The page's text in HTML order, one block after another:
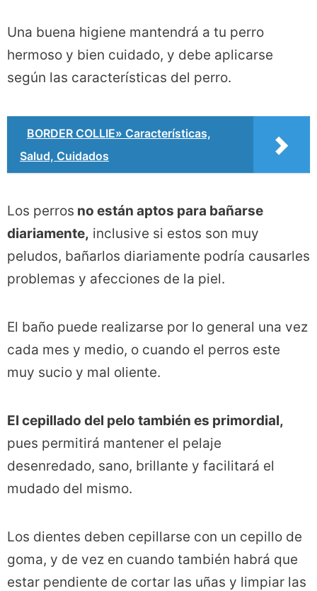
Una buena higiene mantendrá a tu perro
hermoso y bien cuidado, y debe aplicarse
según las características del perro.
BORDER COLLIE» Características,
Salud, Cuidados
Los perros no están aptos para bañarse
diariamente, inclusive si estos son muy
peludos, bañarlos diariamente podría causarles
problemas y afecciones de la piel.
El baño puede realizarse por lo general una vez
cada mes y medio, o cuando el perros este
muy sucio y mal oliente.
El cepillado del pelo también es primordial,
pues permitirá mantener el pelaje
desenredado, sano, brillante y facilitará el
mudado del mismo.
Los dientes deben cepillarse con un cepillo de
goma, y de vez en cuando también habrá que
estar pendiente de cortar las uñas y limpiar las